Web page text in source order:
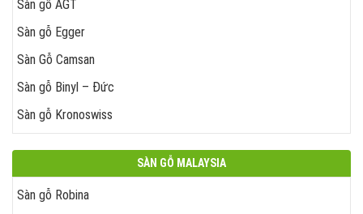
Sàn gỗ AGT
Sàn gỗ Egger
Sàn Gỗ Camsan
Sàn gỗ Binyl – Đức
Sàn gỗ Kronoswiss
SÀN GỖ MALAYSIA
Sàn gỗ Robina